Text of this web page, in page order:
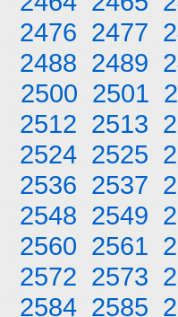
2476 2477
2488 2489
2500 2501
2512 2513
2524 2525
2536 2537
2548 2549
2560 2561
2572 2573
2584 2585